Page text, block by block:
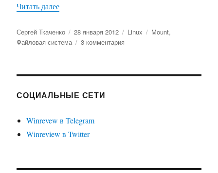
Читать далее«Установка Debian c флэшки wrong fs type, bad
Автор
Сергей Ткаченко Опубликовано
28 января 2012 Рубрики
Linux Метки
Mount,
Файловая система
3 комментария
Debian
СОЦИАЛЬНЫЕ СЕТИ
Winrevew в Telegram
Winreview в Twitter